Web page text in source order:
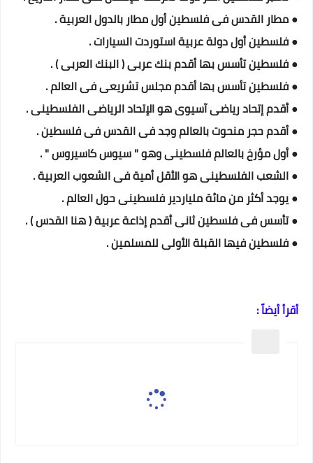
● مطار القدس فى فلسطين أول مطار بالدول العربية .
● فلسطين أول دولة عربية استوردت السيارات .
● فلسطين تأسس بها أقدم بنك عربى ( البنك العربى ) .
● فلسطين تأسس بها أقدم مجلس تشريعى فى العالم .
● أقدم إتحاد رياضى آسيوى هو الإتحاد الرياضى الفلسطينى .
● أقدم حجر منحوت بالعالم وجد فى القدس فى فلسطين .
● أول مؤرخ بالعالم فلسطينى وهو " سيوس كاسيروس " .
● الشعب الفلسطينى هو الأقل أمية فى الشعوب العربية .
● يوجد أكثر من مائة ملياردير فلسطينى حول العالم .
● تأسس فى فلسطين ثانى أقدم إذاعة عربية ( هنا القدس ) .
● فلسطين فيها القبلة الأولى للمسلمين .
أقرأ أيضاً :